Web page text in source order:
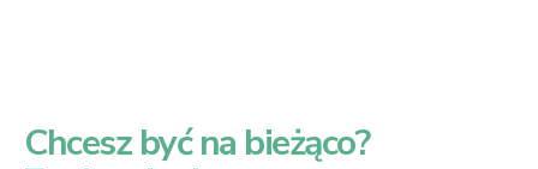
Chcesz być na bieżąco?